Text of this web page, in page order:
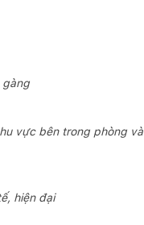
gàng
vực bên trong phòng và
hiện đại